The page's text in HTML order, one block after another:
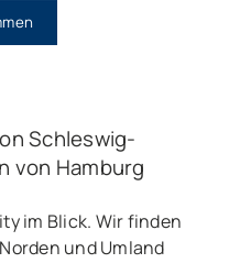
Schleswig-
von Hamburg
im Blick. Wir finden
und Umland